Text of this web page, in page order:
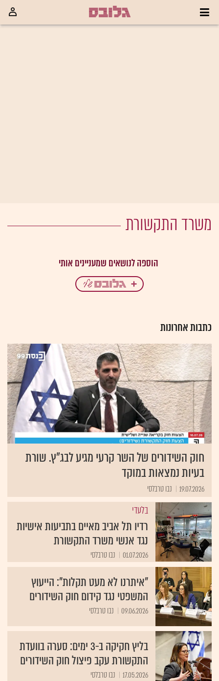
משרד התקשורת
כתבות אחרונות
חוק השידורים של השר קרעי מגיע לבג"ץ. שורת
בעיות נמצאות במוקד
19.07.2026 נבו טרבלסי
בלעדי
רדיו תל אביב מאיים בתביעות אישיות
נגד אנשי משרד התקשורת
01.07.2026 נבו טרבלסי
"איתרנו לא מעט תקלות": הייעוץ
המשפטי נגד קידום חוק השידורים
09.06.2026 נבו טרבלסי
בליץ חקיקה ב-3 ימים: סערה בוועדת
התקשורת עקב פיצול חוק השידורים
17.05.2026 נבו טרבלסי